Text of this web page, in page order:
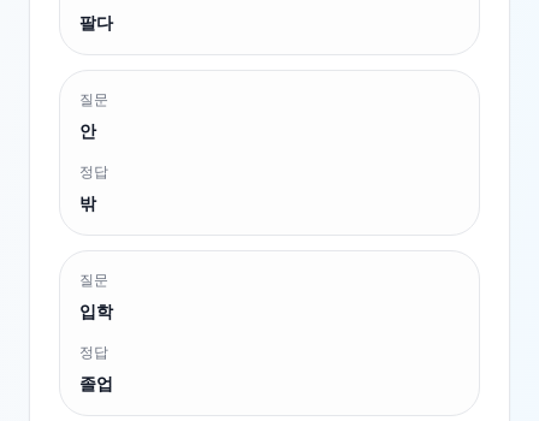
팔다
질문
안
정답
밖
질문
입학
정답
졸업